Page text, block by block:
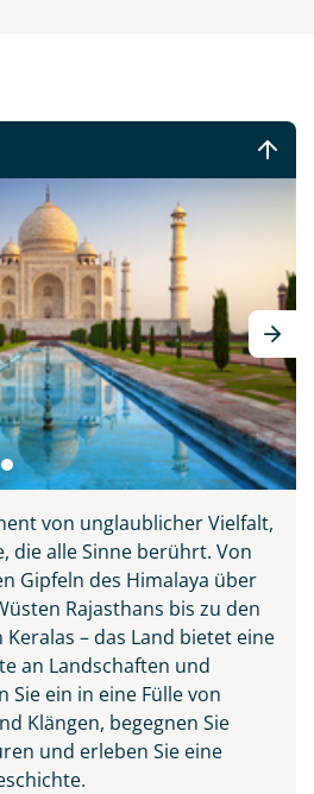
von unglaublicher Vielfalt,
die alle Sinne berührt. Von
Gipfeln des Himalaya über
Rajasthans bis zu den
– das Land bietet eine
an Landschaften und
Sie ein in eine Fülle von
Klängen, begegnen Sie
und erleben Sie eine